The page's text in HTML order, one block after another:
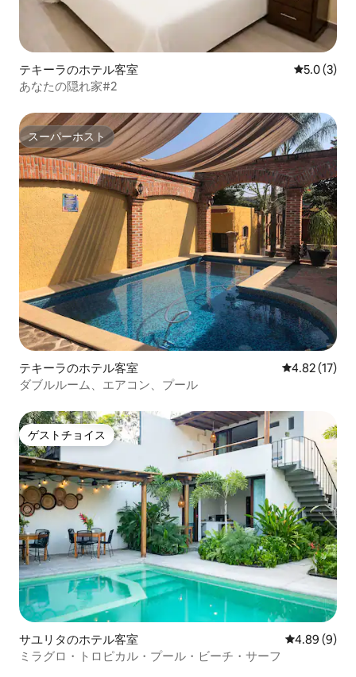
テキーラのホテル客室 レビュー3
5.0 (3)
あなたの隠れ家#2
スーパーホスト
スーパーホスト
テキーラのホテル客室 レビュー17
4.82 (17)
ダブルルーム、エアコン、プール
ゲストチョイス
ゲストチョイス
サユリタのホテル客室 レビュー9件
4.89 (9)
ミラグロ・トロピカル・プール・ビーチ・サーフ